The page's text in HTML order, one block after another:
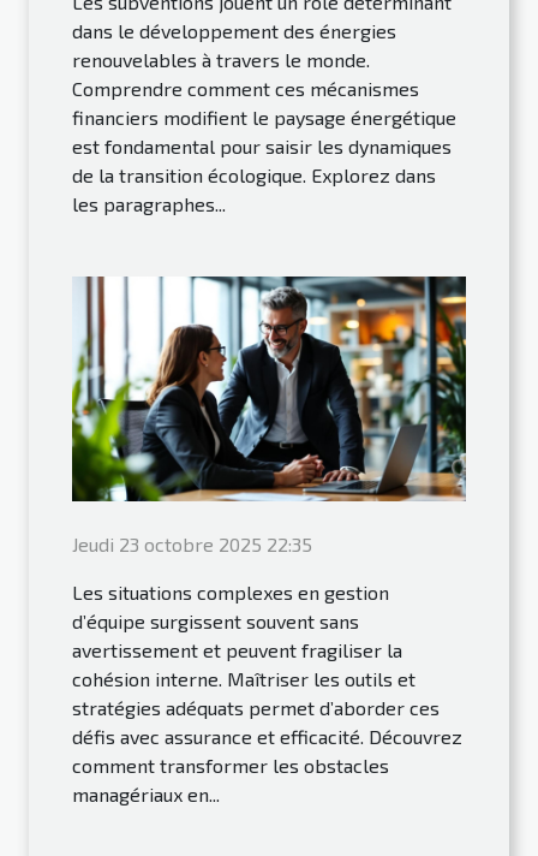
dans le développement des énergies
renouvelables à travers le monde.
Comprendre comment ces mécanismes
financiers modifient le paysage énergétique
est fondamental pour saisir les dynamiques
de la transition écologique. Explorez dans
les paragraphes...
Jeudi 23 octobre 2025 22:35
Les situations complexes en gestion
d’équipe surgissent souvent sans
avertissement et peuvent fragiliser la
cohésion interne. Maîtriser les outils et
stratégies adéquats permet d’aborder ces
défis avec assurance et efficacité. Découvrez
comment transformer les obstacles
managériaux en...